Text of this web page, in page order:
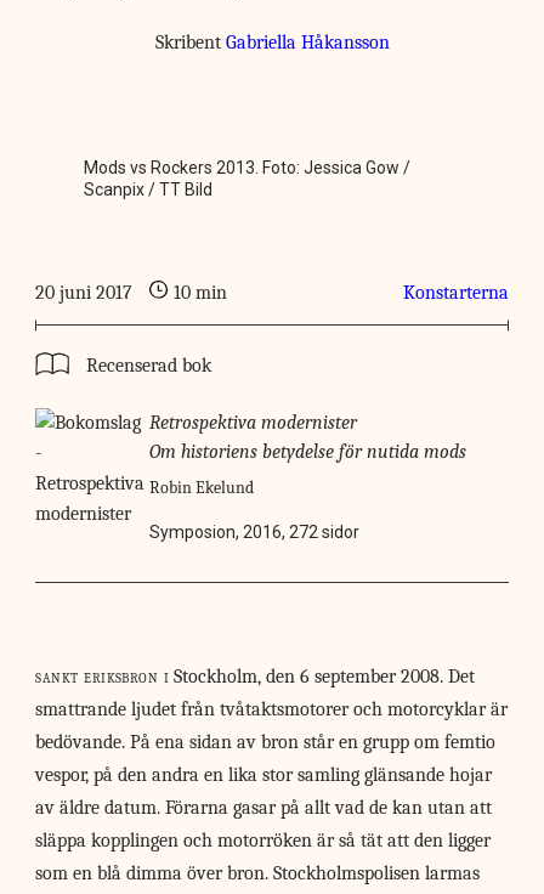
Skribent Gabriella Håkansson
Mods vs Rockers 2013. Foto: Jessica Gow /
Scanpix / TT Bild
20 juni 2017 10 min Konstarterna
Recenserad bok
Retrospektiva modernister
Om historiens betydelse för nutida mods
Robin Ekelund
Symposion, 2016, 272 sidor
sankt eriksbron i Stockholm, den 6 september 2008. Det
smattrande ljudet från tvåtaktsmotorer och motorcyklar är
bedövande. På ena sidan av bron står en grupp om femtio
vespor, på den andra en lika stor samling glänsande hojar
av äldre datum. Förarna gasar på allt vad de kan utan att
släppa kopplingen och motorröken är så tät att den ligger
som en blå dimma över bron. Stockholmspolisen larmas